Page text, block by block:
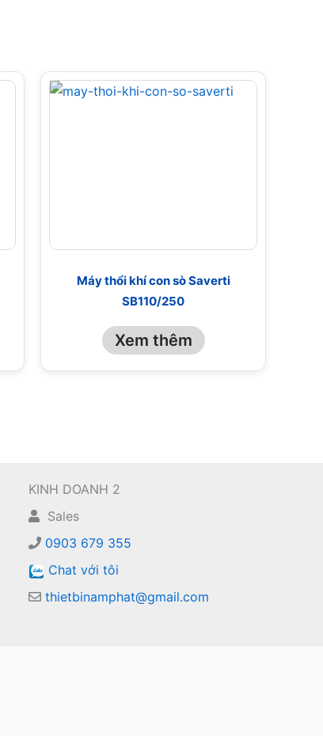
Máy thổi khí con sò Saverti
SB110/250
Xem thêm
KINH DOANH 2
Sales
0903 679 355
Chat với tôi
thietbinamphat@gmail.com